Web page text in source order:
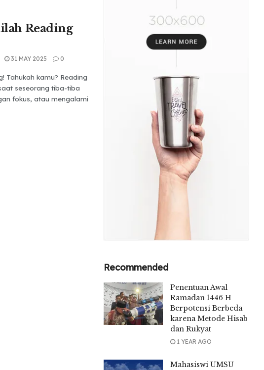
Reading
31 MAY 2025 0
Tahukah kamu? Reading
seseorang tiba-tiba
fokus, atau mengalami
Recommended
Penentuan Awal
Ramadan 1446 H
Berpotensi Berbeda
karena Metode Hisab
dan Rukyat
1 YEAR AGO
Mahasiswi UMSU